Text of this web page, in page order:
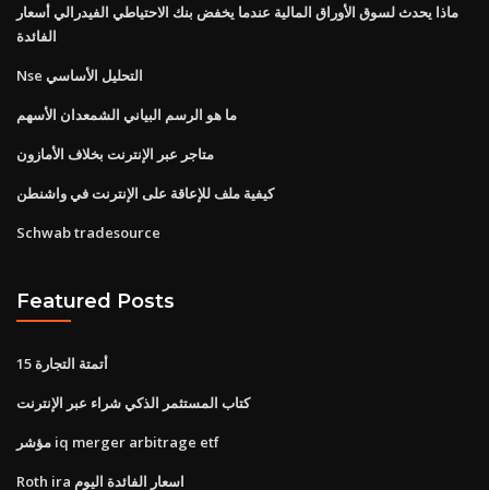
ماذا يحدث لسوق الأوراق المالية عندما يخفض بنك الاحتياطي الفيدرالي أسعار
الفائدة
Nse التحليل الأساسي
ما هو الرسم البياني الشمعدان الأسهم
متاجر عبر الإنترنت بخلاف الأمازون
كيفية ملف للإعاقة على الإنترنت في واشنطن
Schwab tradesource
Featured Posts
أتمتة التجارة 15
كتاب المستثمر الذكي شراء عبر الإنترنت
مؤشر iq merger arbitrage etf
Roth ira اسعار الفائدة اليوم